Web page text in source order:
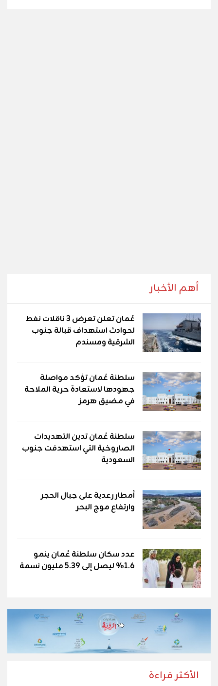
أهم الأخبار
عُمان تعلن تعرض 3 ناقلات نفط
لحوادث استهداف قبالة جنوب
الشرقية ومسندم
سلطنة عُمان تؤكد مواصلة
جهودها لاستعادة حرية الملاحة
في مضيق هرمز
سلطنة عُمان تدين التهديدات
الصاروخية التي استهدفت جنوب
السعودية
أمطار رعدية على جبال الحجر
وارتفاع موج البحر
عدد سكان سلطنة عُمان ينمو
1.6% ليصل إلى 5.39 مليون نسمة
الأكثر قراءة